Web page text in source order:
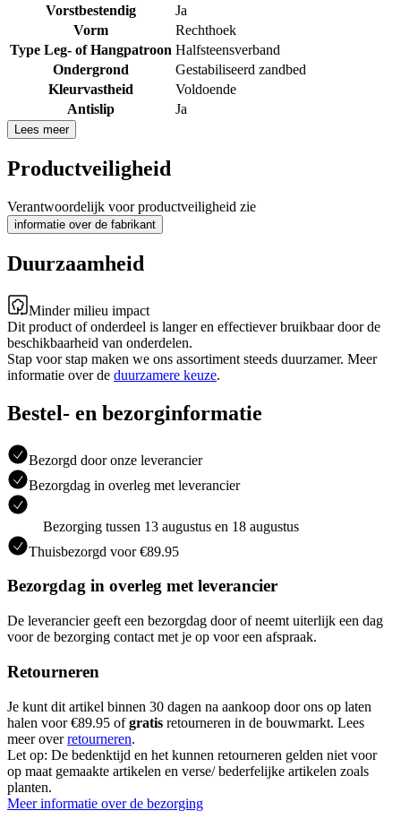
Vorstbestendig
Ja
Vorm
Rechthoek
Type Leg- of Hangpatroon Halfsteensverband
Ondergrond
Gestabiliseerd zandbed
Kleurvastheid
Voldoende
Antislip
Ja
Lees meer
Productveiligheid
Verantwoordelijk voor productveiligheid zie
informatie over de fabrikant
Duurzaamheid
Minder milieu impact
Dit product of onderdeel is langer en effectiever bruikbaar door de
beschikbaarheid van onderdelen.
Stap voor stap maken we ons assortiment steeds duurzamer. Meer
informatie over de duurzamere keuze.
Bestel- en bezorginformatie
Bezorgd door onze leverancier
Bezorgdag in overleg met leverancier
Bezorging tussen 13 augustus en 18 augustus
Thuisbezorgd voor €89.95
Bezorgdag in overleg met leverancier
De leverancier geeft een bezorgdag door of neemt uiterlijk een dag
voor de bezorging contact met je op voor een afspraak.
Retourneren
Je kunt dit artikel binnen 30 dagen na aankoop door ons op laten
halen voor €89.95 ofgratis retourneren in de bouwmarkt. Lees
meer overretourneren.
Let op: De bedenktijd en het kunnen retourneren gelden niet voor
op maat gemaakte artikelen en verse/ bederfelijke artikelen zoals
planten.
Meer informatie over de bezorging